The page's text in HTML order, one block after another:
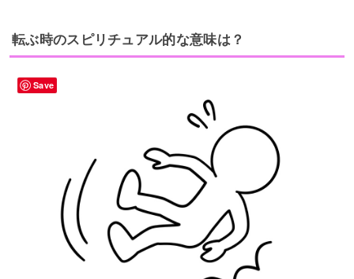
転ぶ時のスピリチュアル的な意味は？
Save